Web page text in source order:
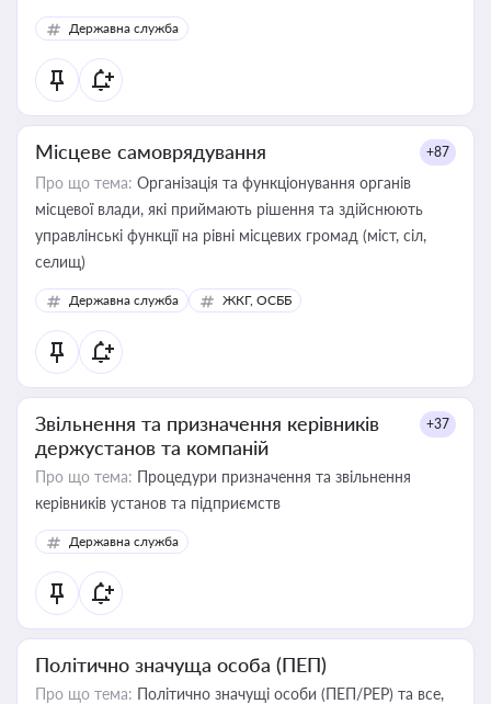
Державна служба
Місцеве самоврядування +87
Про що тема: Організація та функціонування органів
місцевої влади, які приймають рішення та здійснюють
управлінські функції на рівні місцевих громад (міст, сіл,
селищ)
Державна служба ЖКГ, ОСББ
Звільнення та призначення керівників
держустанов та компаній
+37
Про що тема: Процедури призначення та звільнення
керівників установ та підприємств
Державна служба
Політично значуща особа (ПЕП)
Про що тема: Політично значущі особи (ПЕП/PEP) та все,